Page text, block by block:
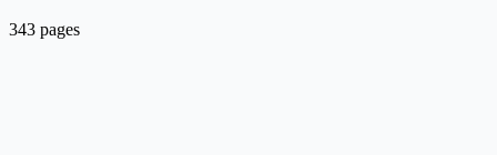
343 pages